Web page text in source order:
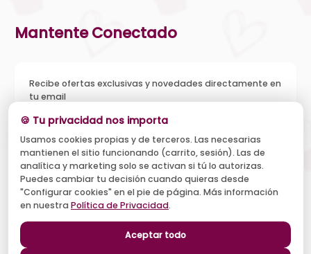
Mantente Conectado
Recibe ofertas exclusivas y novedades directamente en
tu email
Acepto recibir novedades y ofertas, y el tratamiento de mi
email según la Política de Privacidad . Puedo darme de baja
cuando quiera.
Suscribirse
🍪 Tu privacidad nos importa
Usamos cookies propias y de terceros. Las necesarias
mantienen el sitio funcionando (carrito, sesión). Las de
analítica y marketing solo se activan si tú lo autorizas.
Puedes cambiar tu decisión cuando quieras desde
"Configurar cookies" en el pie de página. Más información
en nuestra Política de Privacidad.
Aceptar todo